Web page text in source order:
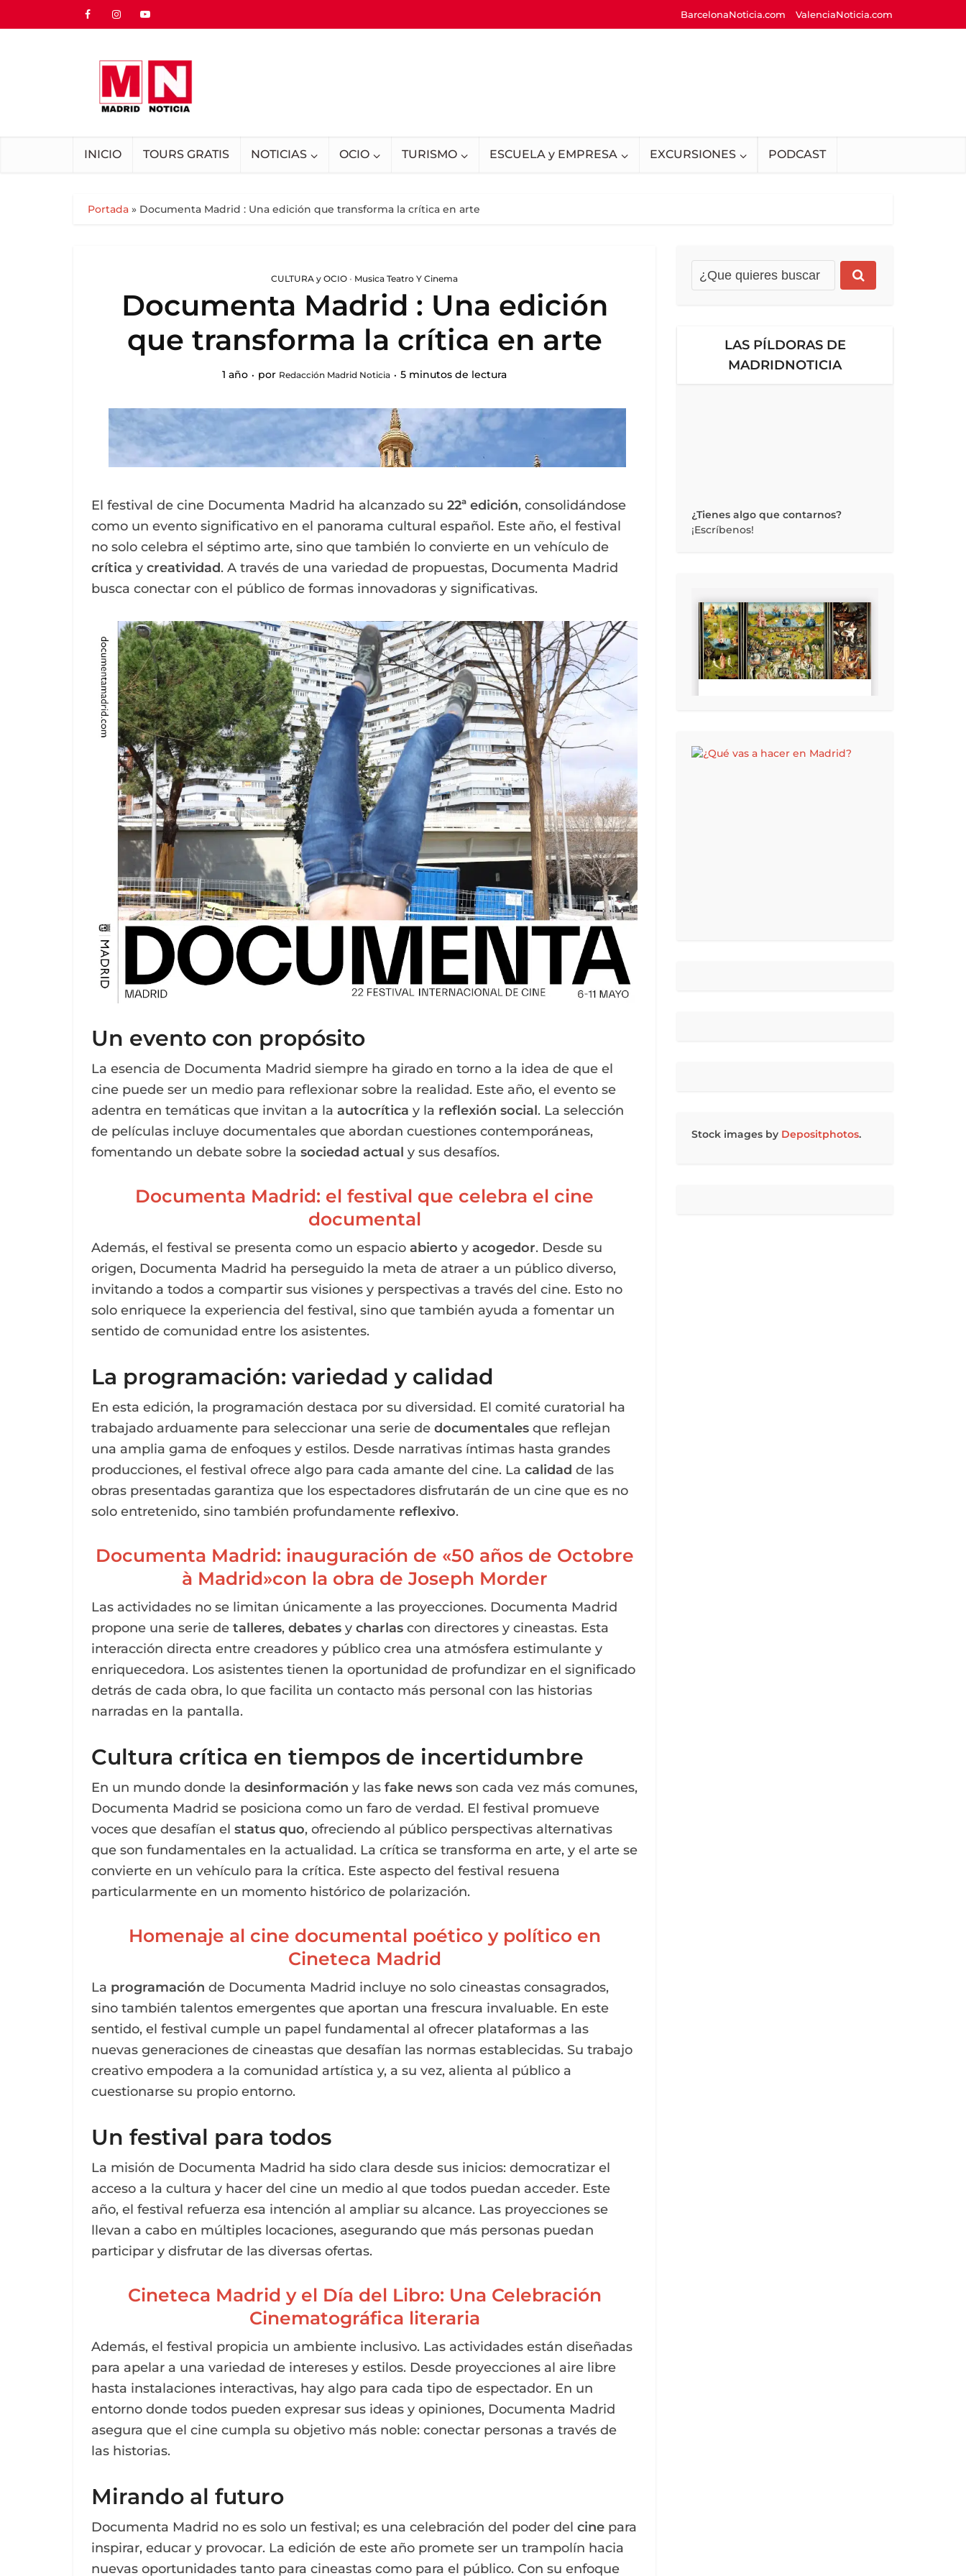
BarcelonaNoticia.com ValenciaNoticia.com
INICIO TOURS GRATIS NOTICIAS OCIO TURISMO ESCUELA y EMPRESA EXCURSIONES PODCAST
Portada » Documenta Madrid : Una edición que transforma la crítica en arte
CULTURA y OCIO • Musica Teatro Y Cinema
Documenta Madrid : Una edición
que transforma la crítica en arte
1 año por Redacción Madrid Noticia 5 minutos de lectura
El festival de cine Documenta Madrid ha alcanzado su 22ª edición, consolidándose
como un evento significativo en el panorama cultural español. Este año, el festival
no solo celebra el séptimo arte, sino que también lo convierte en un vehículo de
crítica y creatividad. A través de una variedad de propuestas, Documenta Madrid
busca conectar con el público de formas innovadoras y significativas.
Un evento con propósito
La esencia de Documenta Madrid siempre ha girado en torno a la idea de que el
cine puede ser un medio para reflexionar sobre la realidad. Este año, el evento se
adentra en temáticas que invitan a la autocrítica y la reflexión social. La selección
de películas incluye documentales que abordan cuestiones contemporáneas,
fomentando un debate sobre la sociedad actual y sus desafíos.
Documenta Madrid: el festival que celebra el cine
documental
Además, el festival se presenta como un espacio abierto y acogedor. Desde su
origen, Documenta Madrid ha perseguido la meta de atraer a un público diverso,
invitando a todos a compartir sus visiones y perspectivas a través del cine. Esto no
solo enriquece la experiencia del festival, sino que también ayuda a fomentar un
sentido de comunidad entre los asistentes.
La programación: variedad y calidad
En esta edición, la programación destaca por su diversidad. El comité curatorial ha
trabajado arduamente para seleccionar una serie de documentales que reflejan
una amplia gama de enfoques y estilos. Desde narrativas íntimas hasta grandes
producciones, el festival ofrece algo para cada amante del cine. La calidad de las
obras presentadas garantiza que los espectadores disfrutarán de un cine que es no
solo entretenido, sino también profundamente reflexivo.
Documenta Madrid: inauguración de «50 años de Octobre
à Madrid»con la obra de Joseph Morder
Las actividades no se limitan únicamente a las proyecciones. Documenta Madrid
propone una serie de talleres, debates y charlas con directores y cineastas. Esta
interacción directa entre creadores y público crea una atmósfera estimulante y
enriquecedora. Los asistentes tienen la oportunidad de profundizar en el significado
detrás de cada obra, lo que facilita un contacto más personal con las historias
narradas en la pantalla.
Cultura crítica en tiempos de incertidumbre
En un mundo donde la desinformación y las fake news son cada vez más comunes,
Documenta Madrid se posiciona como un faro de verdad. El festival promueve
voces que desafían el status quo, ofreciendo al público perspectivas alternativas
que son fundamentales en la actualidad. La crítica se transforma en arte, y el arte se
convierte en un vehículo para la crítica. Este aspecto del festival resuena
particularmente en un momento histórico de polarización.
Homenaje al cine documental poético y político en
Cineteca Madrid
La programación de Documenta Madrid incluye no solo cineastas consagrados,
sino también talentos emergentes que aportan una frescura invaluable. En este
sentido, el festival cumple un papel fundamental al ofrecer plataformas a las
nuevas generaciones de cineastas que desafían las normas establecidas. Su trabajo
creativo empodera a la comunidad artística y, a su vez, alienta al público a
cuestionarse su propio entorno.
Un festival para todos
La misión de Documenta Madrid ha sido clara desde sus inicios: democratizar el
acceso a la cultura y hacer del cine un medio al que todos puedan acceder. Este
año, el festival refuerza esa intención al ampliar su alcance. Las proyecciones se
llevan a cabo en múltiples locaciones, asegurando que más personas puedan
participar y disfrutar de las diversas ofertas.
Cineteca Madrid y el Día del Libro: Una Celebración
Cinematográfica literaria
Además, el festival propicia un ambiente inclusivo. Las actividades están diseñadas
para apelar a una variedad de intereses y estilos. Desde proyecciones al aire libre
hasta instalaciones interactivas, hay algo para cada tipo de espectador. En un
entorno donde todos pueden expresar sus ideas y opiniones, Documenta Madrid
asegura que el cine cumpla su objetivo más noble: conectar personas a través de
las historias.
Mirando al futuro
Documenta Madrid no es solo un festival; es una celebración del poder del cine para
inspirar, educar y provocar. La edición de este año promete ser un trampolín hacia
nuevas oportunidades tanto para cineastas como para el público. Con su enfoque
LAS PÍLDORAS DE
MADRIDNOTICIA
¿Tienes algo que contarnos?
¡Escríbenos!
Stock images by Depositphotos.